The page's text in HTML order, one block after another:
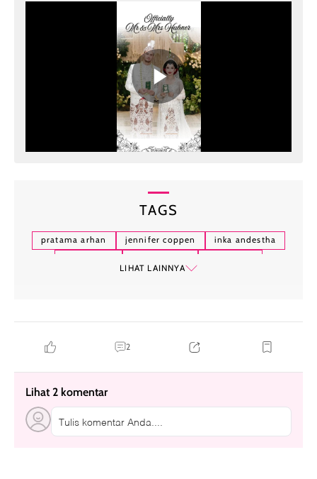
TAGS
pratama arhan jennifer coppen
inka andestha
LIHAT LAINNYA
2
Lihat 2 komentar
Tulis komentar Anda....